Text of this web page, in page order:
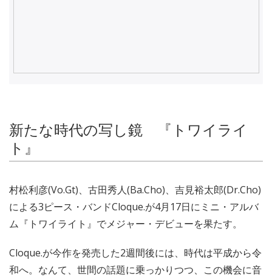
新たな時代の写し鏡 『トワイライ
ト』
村松利彦(Vo.Gt)、古田秀人(Ba.Cho)、吉見裕太郎(Dr.Cho)
による3ピース・バンドCloque.が4月17日にミニ・アルバ
ム『トワイライト』でメジャー・デビューを果たす。
Cloque.が今作を発売した2週間後には、時代は平成から令
和へ。なんて、世間の話題に乗っかりつつ、この機会に音